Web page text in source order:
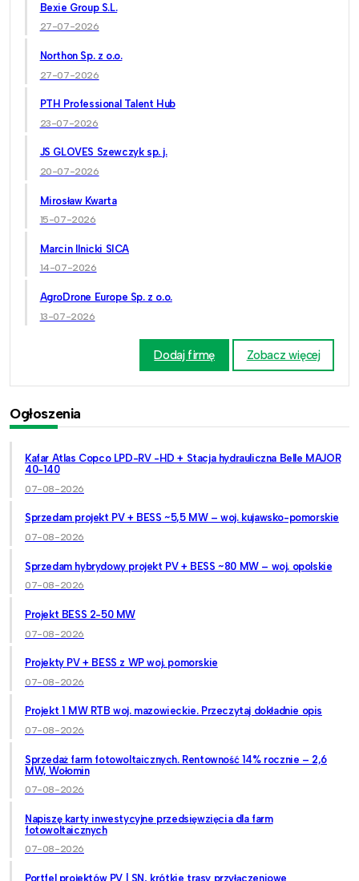
Bexie Group S.L.
27-07-2026
Northon Sp. z o.o.
27-07-2026
PTH Professional Talent Hub
23-07-2026
JS GLOVES Szewczyk sp. j.
20-07-2026
Mirosław Kwarta
15-07-2026
Marcin Ilnicki SICA
14-07-2026
AgroDrone Europe Sp. z o.o.
13-07-2026
Dodaj firmę Zobacz więcej
Ogłoszenia
Kafar Atlas Copco LPD-RV -HD + Stacja hydrauliczna Belle MAJOR
40-140
07-08-2026
Sprzedam projekt PV + BESS ~5,5 MW – woj. kujawsko-pomorskie
07-08-2026
Sprzedam hybrydowy projekt PV + BESS ~80 MW – woj. opolskie
07-08-2026
Projekt BESS 2-50 MW
07-08-2026
Projekty PV + BESS z WP woj. pomorskie
07-08-2026
Projekt 1 MW RTB woj. mazowieckie. Przeczytaj dokładnie opis
07-08-2026
Sprzedaż farm fotowoltaicznych. Rentowność 14% rocznie – 2,6
MW, Wołomin
07-08-2026
Napiszę karty inwestycyjne przedsięwzięcia dla farm
fotowoltaicznych
07-08-2026
Portfel projektów PV | SN, krótkie trasy przyłączeniowe